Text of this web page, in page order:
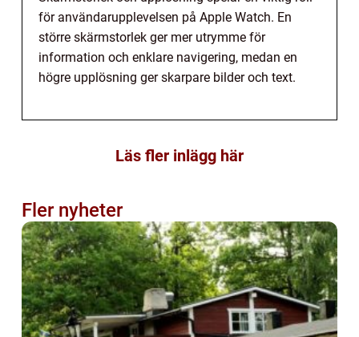
för användarupplevelsen på Apple Watch. En
större skärmstorlek ger mer utrymme för
information och enklare navigering, medan en
högre upplösning ger skarpare bilder och text.
Läs fler inlägg här
Fler nyheter